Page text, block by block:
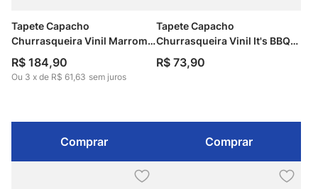
Tapete Capacho
Churrasqueira Vinil Marrom
60cm x 100cm Kapazi
R$ 184,90
Ou 3 x de R$ 61,63 sem juros
Comprar
Tapete Capacho
Churrasqueira Vinil It's BBQ
Time 40cm x 75cm Kapazi
R$ 73,90
Comprar